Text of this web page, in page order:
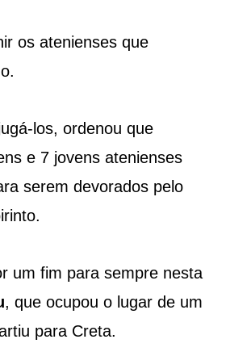
os atenienses que
los, ordenou que
e 7 jovens atenienses
serem devorados pelo
um fim para sempre nesta
, que ocupou o lugar de um
para Creta.